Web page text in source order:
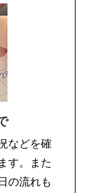
などを確
す。また
の流れも